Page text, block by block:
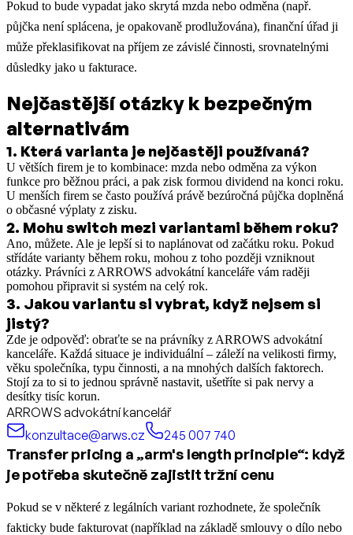
Pokud to bude vypadat jako skrytá mzda nebo odměna (např.
půjčka není splácena, je opakovaně prodlužována), finanční úřad ji
může překlasifikovat na příjem ze závislé činnosti, srovnatelnými
důsledky jako u fakturace.
Nejčastější otázky k bezpečným
alternativám
1. Která varianta je nejčastěji používaná?
U větších firem je to kombinace: mzda nebo odměna za výkon
funkce pro běžnou práci, a pak zisk formou dividend na konci roku.
U menších firem se často používá právě bezúročná půjčka doplněná
o občasné výplaty z zisku.
2. Mohu switch mezi variantami během roku?
Ano, můžete. Ale je lepší si to naplánovat od začátku roku. Pokud
střídáte varianty během roku, mohou z toho později vzniknout
otázky. Právníci z ARROWS advokátní kanceláře vám raději
pomohou připravit si systém na celý rok.
3. Jakou variantu si vybrat, když nejsem si
jistý?
Zde je odpověď: obraťte se na právníky z ARROWS advokátní
kanceláře. Každá situace je individuální – záleží na velikosti firmy,
věku společníka, typu činnosti, a na mnohých dalších faktorech.
Stojí za to si to jednou správně nastavit, ušetříte si pak nervy a
desítky tisíc korun.
ARROWS advokátní kancelář
konzultace@arws.cz
245 007 740
Transfer pricing a „arm's length principle“: když
je potřeba skutečně zajistit tržní cenu
Pokud se v některé z legálních variant rozhodnete, že společník
fakticky bude fakturovat (například na základě smlouvy o dílo nebo